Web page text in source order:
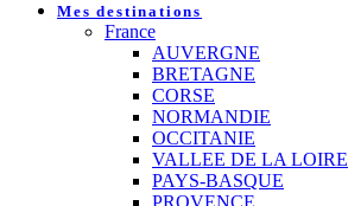
Mes destinations
France
AUVERGNE
BRETAGNE
CORSE
NORMANDIE
OCCITANIE
VALLEE DE LA LOIRE
PAYS-BASQUE
PROVENCE